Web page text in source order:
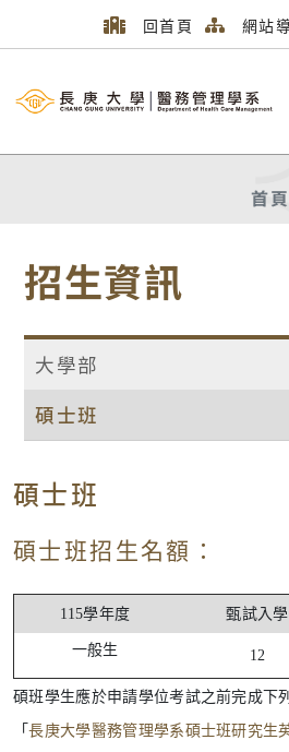
回首頁 網站
首頁
招生資訊
大學部
碩士班
碩士班
碩士班招生名額：
115學年度 甄試入學
一般生 12
碩班學生應於申請學位考試之前完成下
「長庚大學醫務管理學系碩士班研究生